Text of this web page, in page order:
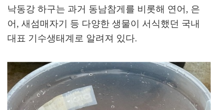
낙동강 하구는 과거 동남참게를 비롯해 연어 , 은
어 , 새섬매자기 등 다양한 생물이 서식했던 국내
대표 기수생태계로 알려져 있다.